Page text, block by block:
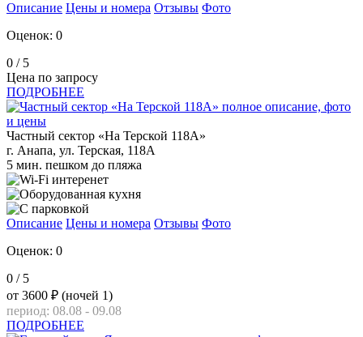
Описание Цены и номера Отзывы Фото
Оценок: 0
0 / 5
Цена по запросу
ПОДРОБНЕЕ
Частный сектор «На Терской 118А»
г. Анапа, ул. Терская, 118А
5 мин. пешком до пляжа
Описание Цены и номера Отзывы Фото
Оценок: 0
0 / 5
от 3600 ₽ (ночей 1)
период: 08.08 - 09.08
ПОДРОБНЕЕ